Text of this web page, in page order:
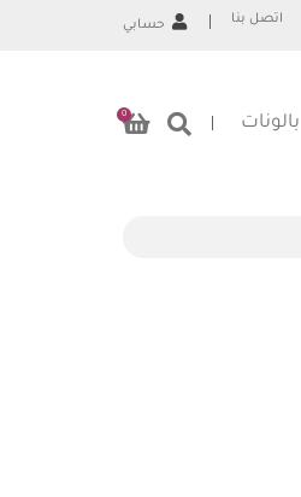
اتصل بنا حسابي
بالونات 0